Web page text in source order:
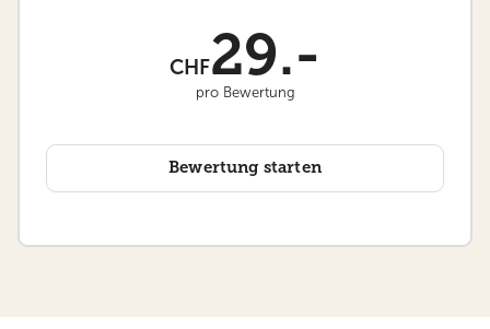
CHF29.-
pro Bewertung
Bewertung starten